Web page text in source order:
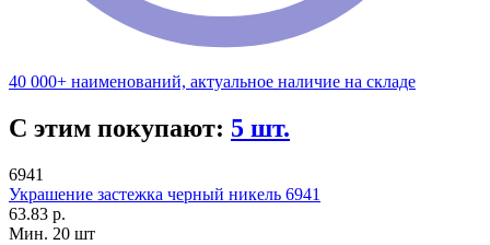
40 000+ наименований, актуальное наличие на складе
С этим покупают: 5 шт.
6941
Украшение застежка черный никель 6941
63.83 р.
Мин. 20 шт